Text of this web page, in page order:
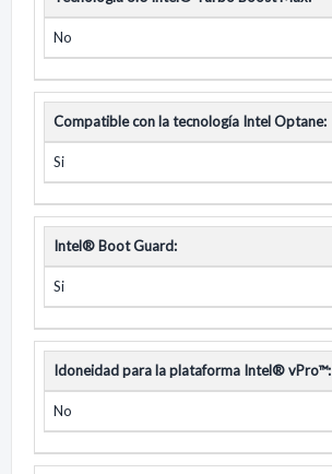
No
Compatible con la tecnología Intel Optane:
Si
Intel® Boot Guard:
Si
Idoneidad para la plataforma Intel® vPro™:
No